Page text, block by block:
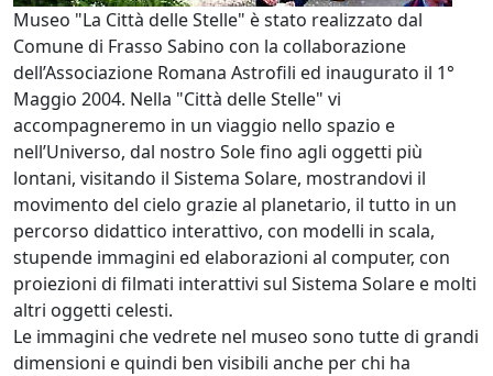
Museo "La Città delle Stelle" è stato realizzato dal
Comune di Frasso Sabino con la collaborazione
dell’Associazione Romana Astrofili ed inaugurato il 1°
Maggio 2004. Nella "Città delle Stelle" vi
accompagneremo in un viaggio nello spazio e
nell’Universo, dal nostro Sole fino agli oggetti più
lontani, visitando il Sistema Solare, mostrandovi il
movimento del cielo grazie al planetario, il tutto in un
percorso didattico interattivo, con modelli in scala,
stupende immagini ed elaborazioni al computer, con
proiezioni di filmati interattivi sul Sistema Solare e molti
altri oggetti celesti.
Le immagini che vedrete nel museo sono tutte di grandi
dimensioni e quindi ben visibili anche per chi ha